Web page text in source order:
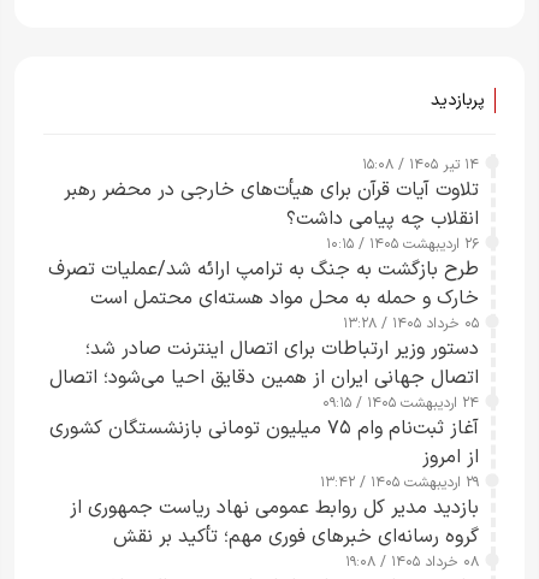
پربازدید
۱۴ تیر ۱۴۰۵ / ۱۵:۰۸
تلاوت آیات قرآن برای هیأت‌های خارجی در محضر رهبر
انقلاب چه پیامی داشت؟
۲۶ اردیبهشت ۱۴۰۵ / ۱۰:۱۵
طرح‌ بازگشت به جنگ به ترامپ ارائه شد/عملیات تصرف
خارک و حمله به محل مواد هسته‌ای محتمل است
۰۵ خرداد ۱۴۰۵ / ۱۳:۲۸
دستور وزیر ارتباطات برای اتصال اینترنت صادر شد؛
اتصال جهانی ایران از همین دقایق احیا می‌شود؛ اتصال
کامل مردم تا ۲۴ ساعت آینده
۲۴ اردیبهشت ۱۴۰۵ / ۰۹:۱۵
آغاز ثبت‌نام وام ۷۵ میلیون تومانی بازنشستگان کشوری
از امروز
۲۹ اردیبهشت ۱۴۰۵ / ۱۳:۴۲
بازدید مدیر کل روابط عمومی نهاد ریاست جمهوری از
گروه رسانه‌ای خبرهای فوری مهم؛ تأکید بر نقش
رسانه‌های هوشمند و مسئول در ارتقای آگاهی عمومی
۰۸ خرداد ۱۴۰۵ / ۱۹:۰۸